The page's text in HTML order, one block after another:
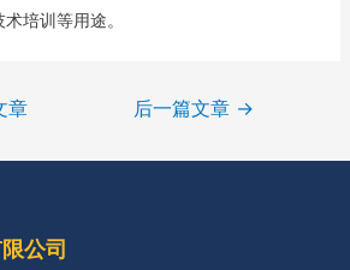
培训等用途。
章 后一篇文章 →
公司